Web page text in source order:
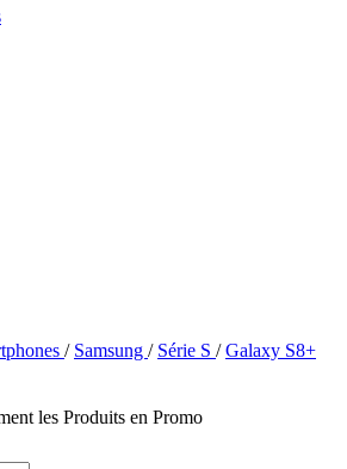
/ Samsung / Série S / Galaxy S8+
les Produits en Promo